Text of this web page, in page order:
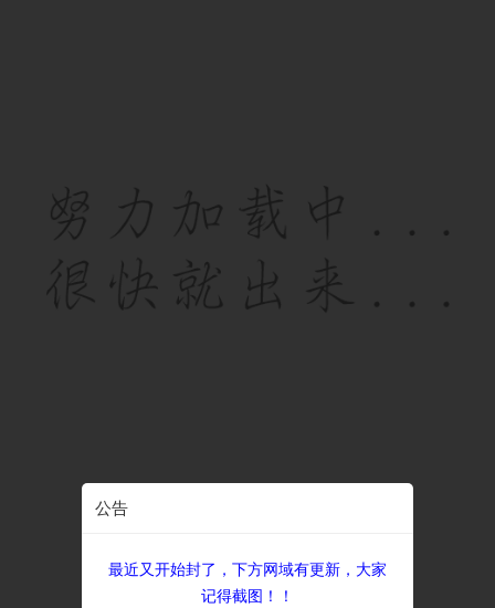
公告
最近又开始封了，下方网域有更新，大家
记得截图！！